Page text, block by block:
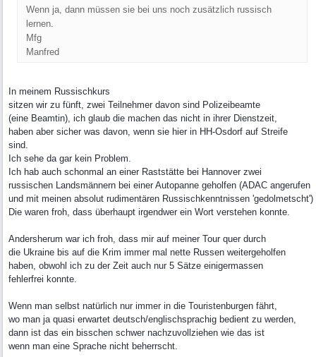
Wenn ja, dann müssen sie bei uns noch zusätzlich russisch
lernen.
Mfg
Manfred
In meinem Russischkurs
sitzen wir zu fünft, zwei Teilnehmer davon sind Polizeibeamte
(eine Beamtin), ich glaub die machen das nicht in ihrer Dienstzeit,
haben aber sicher was davon, wenn sie hier in HH-Osdorf auf Streife
sind.
Ich sehe da gar kein Problem.
Ich hab auch schonmal an einer Raststätte bei Hannover zwei
russischen Landsmännern bei einer Autopanne geholfen (ADAC angerufen
und mit meinen absolut rudimentären Russischkenntnissen 'gedolmetscht')
Die waren froh, dass überhaupt irgendwer ein Wort verstehen konnte.
Andersherum war ich froh, dass mir auf meiner Tour quer durch
die Ukraine bis auf die Krim immer mal nette Russen weitergeholfen
haben, obwohl ich zu der Zeit auch nur 5 Sätze einigermassen
fehlerfrei konnte.
Wenn man selbst natürlich nur immer in die Touristenburgen fährt,
wo man ja quasi erwartet deutsch/englischsprachig bedient zu werden,
dann ist das ein bisschen schwer nachzuvollziehen wie das ist
wenn man eine Sprache nicht beherrscht.